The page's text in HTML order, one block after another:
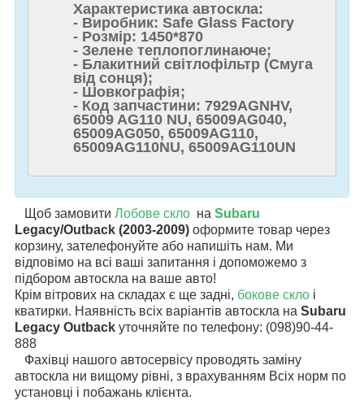
Характеристика автоскла:
- Виробник: Safe Glass Factory
- Розмір: 1450*870
- Зелене теплопоглинаюче;
- Блакитний світлофільтр (Смуга
від сонця);
- Шовкографія;
- Код запчастини: 7929AGNHV,
65009 AG110 NU, 65009AG040,
65009AG050, 65009AG110,
65009AG110NU, 65009AG110UN
Щоб замовити Лобове скло на Subaru
Legacy/Outback (2003-2009) оформите товар через
корзину, зателефонуйте або напишіть нам. Ми
відповімо на всі ваші запитання і допоможемо з
підбором автоскла на ваше авто!
Крім вітрових на складах є ще задні, бокове скло і
кватирки. Наявність всіх варіантів автоскла на Subaru
Legacy Outback уточняйте по телефону: (098)90-44-
888
Фахівці нашого автосервісу проводять заміну
автоскла ни вищому рівні, з врахуванням Всіх норм по
установці і побажань клієнта.